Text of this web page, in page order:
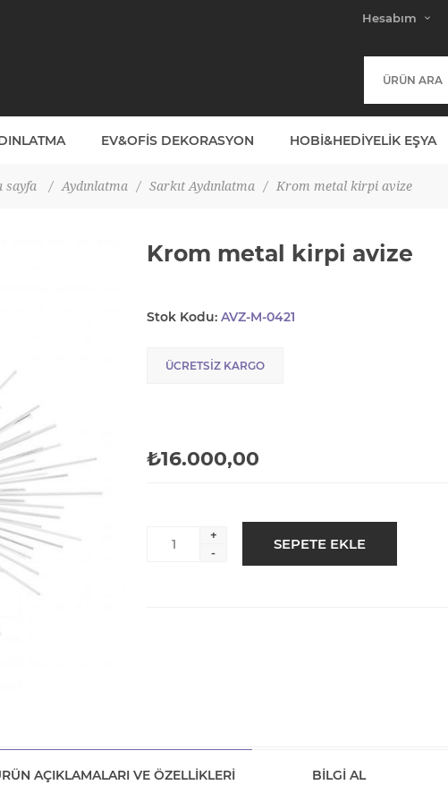
Hesabım
EV&OFIS DEKORASYON HOBI&HEDIYELIK EŞYA
sayfa / Aydınlatma / Sarkıt Aydınlatma / Krom metal kirpi avize
Krom metal kirpi avize
Stok Kodu: AVZ-M-0421
ÜCRETSIZ KARGO
₺16.000,00
+
-
AÇIKLAMALARI VE ÖZELLIKLERI BILGI AL